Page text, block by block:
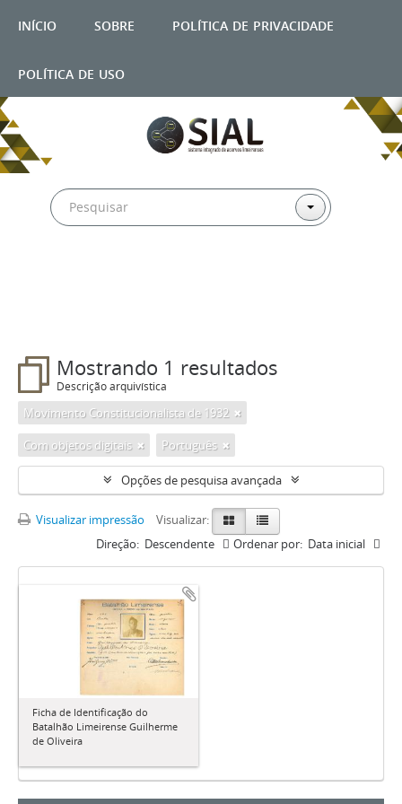
início sobre
política de privacidade
política de uso
Mostrando 1 resultados
Descrição arquivística
Movimento Constitucionalista de 1932
Com objetos digitais
Português
Opções de pesquisa avançada
Visualizar impressão
Visualizar:
Ordenar por: Data inicial
Direção: Descendente
Ficha de Identificação do
Batalhão Limeirense Guilherme
de Oliveira